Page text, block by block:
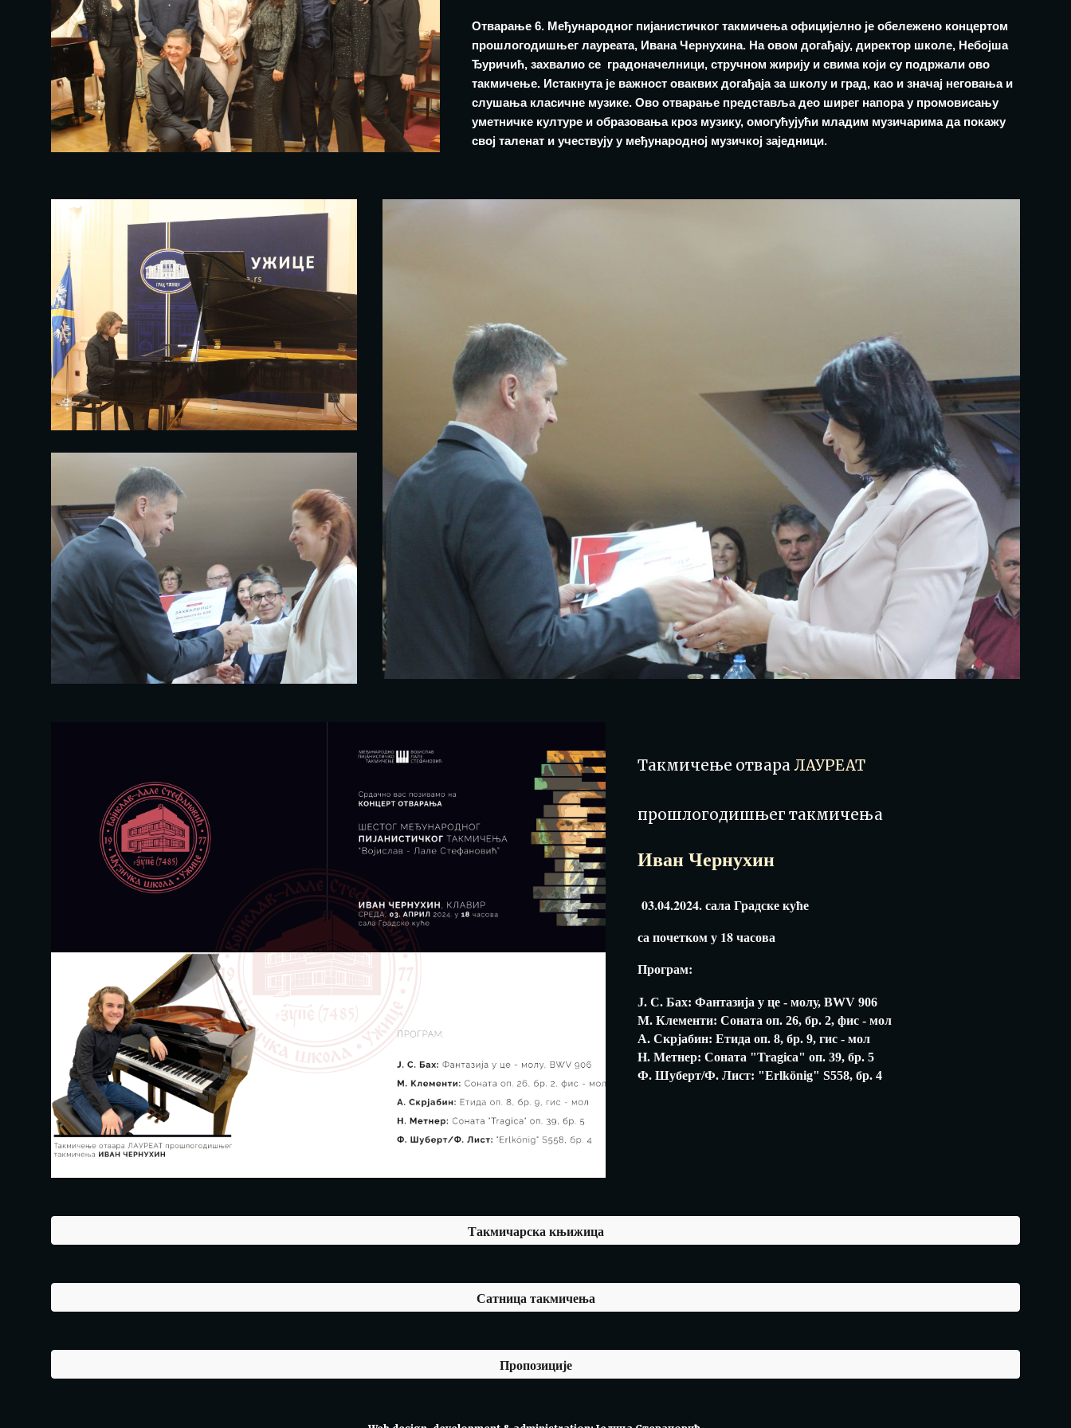
Отварање 6. Међународног пијанистичког такмичења официјелно је обележено концертом
прошлогодишњег лауреата, Ивана Чернухина. На овом догађају, директор школе, Небојша
Ђуричић, захвалио се градоначелници, стручном жирију и свима који су подржали ово
такмичење. Истакнута је важност оваквих догађаја за школу и град, као и значај неговања и
слушања класичне музике. Ово отварање представља део ширег напора у промовисању
уметничке културе и образовања кроз музику, омогућујући младим музичарима да покажу
свој таленат и учествују у међународној музичкој заједници.
Такмичење отвара ЛАУРЕАТ
прошлогодишњег такмичења
Иван Чернухин
03.04.2024. сала Градске куће
са почетком у 18 часова
Програм:
J. С. Бaх: Фантазија у це - молу, BWV 906
M. Клементи: Соната oп. 26, бр. 2, фис - мол
A. Скрјабин: Eтида оп. 8, бр. 9, гис - мол
Н. Метнер: Соната "Tragica" оп. 39, бр. 5
Ф. Шуберт/Ф. Лист: "Erlkönig" S558, бр. 4
Такмичарска књижица
Сатница такмичења
Пропозиције